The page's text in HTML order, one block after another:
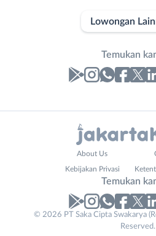
Lowongan
Temukan
No. Telp /
About Us
Kebijakan Privasi
Temukan
© 2026 PT Saka Cipta Swakarya
Reserved.